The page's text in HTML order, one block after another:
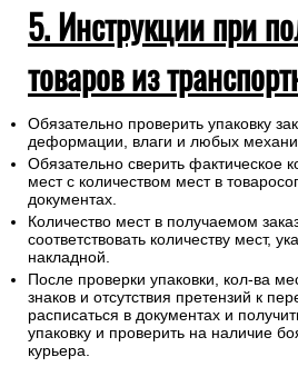
5. Инструкции при
товаров из
Обязательно проверить упаковку
деформации, влаги и любых
Обязательно сверить фактическое
мест с количеством мест в
документах.
Количество мест в получаемом
соответствовать количеству мест,
накладной.
После проверки упаковки, кол-ва
знаков и отсутствия претензий к
расписаться в документах и
упаковку и проверить на наличие
курьера.